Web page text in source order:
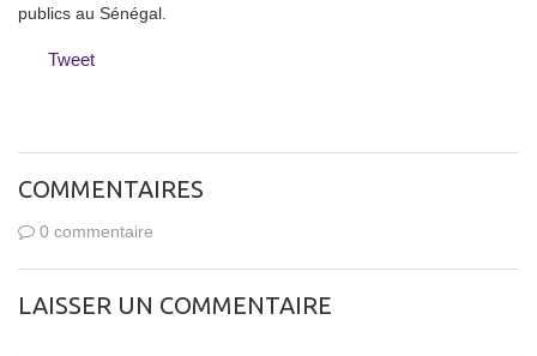
publics au Sénégal.
Tweet
COMMENTAIRES
0 commentaire
LAISSER UN COMMENTAIRE